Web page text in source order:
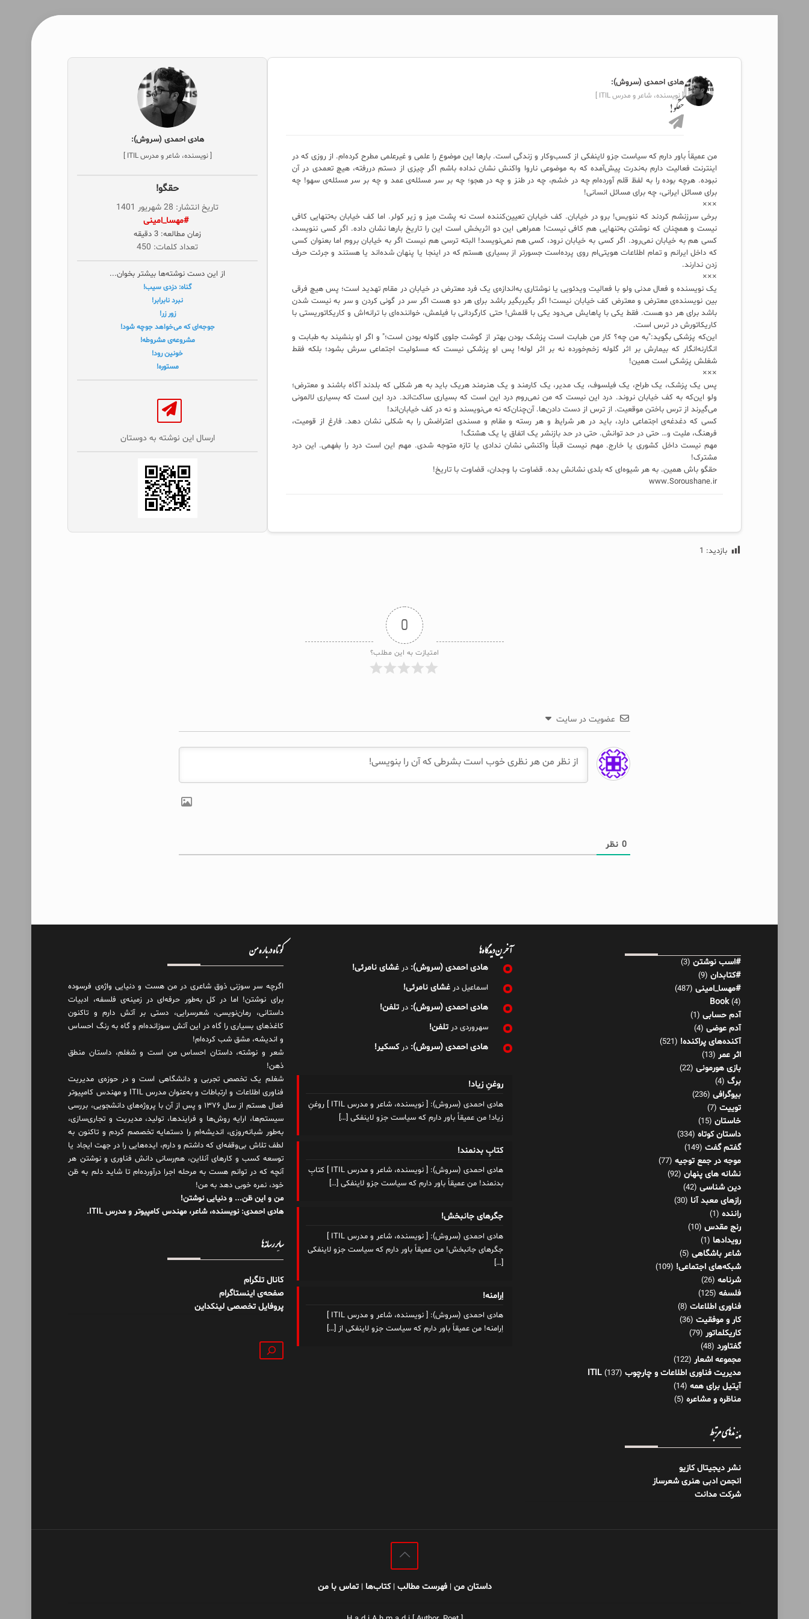
هادی احمدی (سروش):
[ نویسنده، شاعر و مدرس ITIL ]
حقگو!
من عمیقاً باور دارم که سیاست جزو لاینفکی از کسب‌وکار و زندگی است. بارها این موضوع را علمی و غیرعلمی مطرح کرده‌ام. از روزی که در
اینترنت فعالیت دارم به‌ندرت پیش‌آمده که به موضوعی ناروا واکنش نشان نداده باشم اگر چیزی از دستم دررفته، هیچ تعمدی در آن
نبوده. هرچه بوده را به لفظ قلم آورده‌ام چه در خشم، چه در طنز و چه در هجو؛ چه بر سر مسئله‌‌ی عمد و چه بر سر مسئله‌ی سهو! چه
برای مسائل ایرانی، چه برای مسائل انسانی!
×××
برخی سرزنشم کردند که ننویس! برو در خیابان. کف خیابان تعیین‌کننده است نه پشت میز و زیر کولر. اما کف خیابان به‌تنهایی کافی
نیست و همچنان که نوشتن به‌تنهایی هم کافی نیست! همراهی این دو اثربخش است این را تاریخ بارها نشان داده. اگر کسی ننویسد،
کسی هم به خیابان نمی‌رود. اگر کسی به خیابان نرود، کسی هم نمی‌نویسد! البته ترسی هم نیست اگر به خیابان بروم اما بعنوان کسی
که داخل ایرانم و تمام اطلاعات هویتی‌ام روی پرده‌است جسورتر از بسیاری هستم که در اینجا یا پنهان شده‌اند یا هستند و جرئت حرف
زدن ندارند.
×××
یک نویسنده و فعال مدنی ولو با فعالیت ویدئویی یا نوشتاری به‌اندازه‌ی یک فرد معترض در خیابان در مقام تهدید است؛ پس هیچ فرقی
بین نویسنده‌ی معترض و معترض کف خیابان نیست! اگر بگیربگیر باشد برای هر دو هست اگر سر در گونی کردن و سر به نیست شدن
باشد برای هر دو هست. فقط یکی با پاهایش می‌دود یکی با قلمش! حتی کارگردانی با فیلمش، خواننده‌ای با ترانه‌اش و کاریکاتوریستی با
کاریکاتورش در ترس است.
این‌که پزشکی بگوید:"به من چه؟ کار من طبابت است پزشک بودن بهتر از گوشت جلوی گلوله بودن است؛" و اگر او بنشیند به طبابت و
انگارنه‌انگار که بیمارش بر اثر گلوله زخم‌خورده نه بر اثر لوله! پس او پزشکی نیست که مسئولیت اجتماعی سرش بشود؛ بلکه فقط
شغلش پزشکی است همین!
×××
پس یک پزشک، یک طراح، یک فیلسوف، یک مدیر، یک کارمند و یک هنرمند هریک باید به هر شکلی که بلدند آگاه باشند و معترض؛
ولو این‌که به کف خیابان نروند. درد این نیست که من نمی‌روم درد این است که بسیاری ساکت‌اند. درد این است که بسیاری لالمونی
می‌گیرند از ترس باختن موقعیت. از ترس از دست دادن‌ها. آن‌چنان‌که نه می‌نویسند و نه در کف خیابان‌اند!
کسی که دغدغه‌ی اجتماعی دارد، باید در هر شرایط و هر رسته و مقام و مسندی اعتراضش را به شکلی نشان دهد. فارغ از قومیت،
فرهنگ، ملیت و… حتی در حد توانش. حتی در حد بازنشر یک اتفاق یا یک هشتگ!
مهم نیست داخل کشوری یا خارج. مهم نیست قبلاً واکنشی نشان ندادی یا تازه متوجه شدی. مهم این است درد را بفهمی. این درد
مشترک!
حقگو باش همین. به هر شیوه‌ای که بلدی نشانش بده. قضاوت با وجدان، قضاوت با تاریخ!
www.Soroushane.ir
هادی احمدی (سروش):
[ نویسنده، شاعر و مدرس ITIL ]
حقگو!
تاریخ انتشار: 28 شهریور 1401
‌ #مهسا_امینی
زمان مطالعه: 3 دقیقه
تعداد کلمات: 450
از این دست نوشته‌ها بیشتر بخوان...
گناه: دزدی سیب!
نبرد نابرابر!
زور زر!
جوجه‌ای که می‌خواهد جوچه شود!
مشروعه‌ی مشروطه!
خونین رود!
مستوره!
ارسال این نوشته به دوستان‌
بازدید: 1
0
امتیازت به این مطلب؟
عضویت در سایت
0نظر
#اسب نوشتن (3)
#کتابدان (9)
#مهسا_امینی (487)
Book(4)
آدم حسابی (1)
آدم عوضی (4)
آکنده‌های پراکنده! (521)
اثر عمر (13)
بازی هورمونی (22)
برگ (4)
بیوگرافی (236)
توییت (7)
خاستان (15)
داستان کوتاه (334)
گفتم گفت (149)
موجه در جمع توجیه (77)
نشانه های پنهان (92)
دین شناسی (42)
رازهای معبد آنا (30)
راننده (1)
رنج مقدس (10)
رویدادها (1)
شاعر باشگاهی (5)
شبکه‌های اجتماعی! (109)
شرنامه (26)
فلسفه (125)
فناوری اطلاعات (8)
کار و موفقیت (36)
کاریکلماتور (79)
گفتاورد (48)
مجموعه اشعار (122)
مدیریت فناوری اطلاعات و چارچوب ITIL (137)
آیتیل برای همه (14)
مناظره و مشاعره (5)
پیوندهای مرتبط
نشر دیجیتال کازیو
انجمن ادبی هنری شعرساز
شرکت مدانت
آخرین دیدگاه‌ها
هادی احمدی (سروش): درغشای نامرئی!
اسماعیل درغشای نامرئی!
هادی احمدی (سروش): درتلفن!
سهروردی درتلفن!
هادی احمدی (سروش): درکسکیر!
روغنِ زیاد!
هادی احمدی (سروش): [ نویسنده، شاعر و مدرس ITIL ] روغنِ
زیاد! من عمیقاً باور دارم که سیاست جزو لاینفکی […]
کتابِ بدنمند!
هادی احمدی (سروش): [ نویسنده، شاعر و مدرس ITIL ] کتابِ
بدنمند! من عمیقاً باور دارم که سیاست جزو لاینفکی […]
جگرهای جانبخش!
هادی احمدی (سروش): [ نویسنده، شاعر و مدرس ITIL ]
جگرهای جانبخش! من عمیقاً باور دارم که سیاست جزو لاینفکی
[…]
اِرامنه!
هادی احمدی (سروش): [ نویسنده، شاعر و مدرس ITIL ]
اِرامنه! من عمیقاً باور دارم که سیاست جزو لاینفکی از […]
کوتاه درباره من
اگرچه سر سوزنی ذوق شاعری در من هست و دنیایی واژه‌‌ی فرسوده
برای نوشتن! اما در کل به‌طور حرفه‌ای در زمینه‌ی فلسفه، ادبیات
داستانی، رمان‌نویسی، شعرسرایی، دستی بر آتش دارم و تاکنون
کاغذهای بسیاری را گاه در این آتش سوزانده‌ام و گاه به رنگ احساس
و اندیشه، مشق شب کرده‌ام!
شعر و نوشته، داستان احساس من است و شغلم، داستان منطق
ذهن!
شغلم یک تخصص تجربی و دانشگاهی است و در حوزه‌ی مدیریت
فناوری اطلاعات و ارتباطات و به‌عنوان مدرس ITIL و مهندس کامپیوتر
فعال هستم از سال ۱۳۷۶ و پس از آن با پروژه‌های دانشجویی، بررسی
سیستم‌ها، ارایه روش‌ها و فرایندها، تولید، مدیریت و تجاری‌سازی،
به‌طور شبانه‌روزی، اندیشه‌ام را دستمایه تخصصم کردم و تاکنون به
لطف تلاش بی‌وقفه‌ای که داشتم و دارم، اید‌ه‌هایی را در جهت ایجاد یا
توسعه کسب و کارهای آنلاین، هم‌رسانی دانش فناوری و نوشتن هر
آنچه که در توانم هست به مرحله اجرا درآورده‌ام تا شاید دلم به ظن
خود، نمره خوبی دهد به من!
من و این ظن... و دنیایی نوشتن!
هادی احمدی: نویسنده، شاعر، مهندس کامپیوتر و مدرس ITIL.
سایر رسانه‌ها
کانال تلگرام
صفحه‌ی اینستاگرام
پروفایل تخصصی لینکداین
جستجو
داستان من |فهرست مطالب |کتاب‌ها |تماس با من